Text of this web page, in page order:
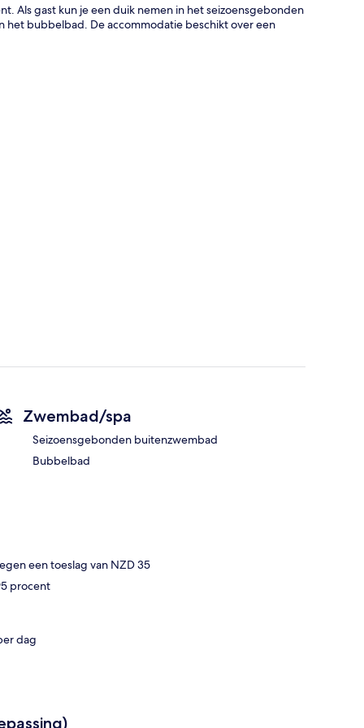
Als gast kun je een duik nemen in het seizoensgebonden
het bubbelbad. De accommodatie beschikt over een
Zwembad/spa
Seizoensgebonden buitenzwembad
Bubbelbad
een toeslag van NZD 35
procent
dag